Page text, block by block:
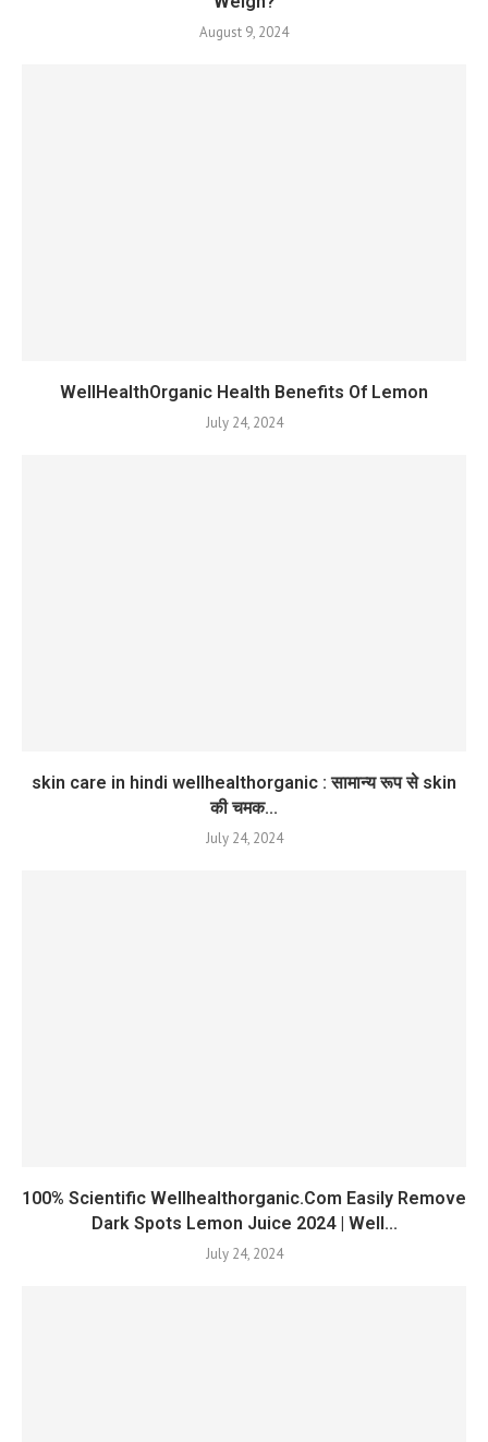
August 9, 2024
WellHealthOrganic Health Benefits Of Lemon
July 24, 2024
skin care in hindi wellhealthorganic : सामान्य रूप से skin
की चमक...
July 24, 2024
100% Scientific Wellhealthorganic.Com Easily Remove
Dark Spots Lemon Juice 2024 | Well...
July 24, 2024